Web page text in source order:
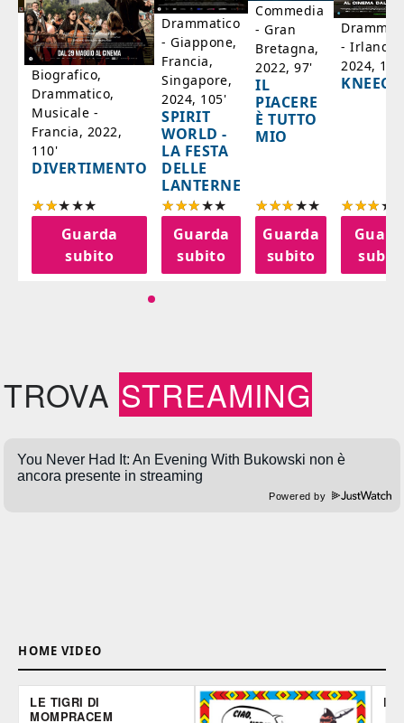
Biografico,
Drammatico,
Musicale -
Francia, 2022,
110'
DIVERTIMENTO
Guarda
subito
Drammatico
- Giappone,
Francia,
Singapore,
2024, 105'
SPIRIT
WORLD -
LA FESTA
DELLE
LANTERNE
Guarda
subito
Commedia
- Gran
Bretagna,
2022, 97'
IL
PIACERE
È TUTTO
MIO
Guarda
subito
- Irlanda,
2024,
TROVA STREAMING
Powered by
HOME VIDEO
LE TIGRI DI
MOMPRACEM